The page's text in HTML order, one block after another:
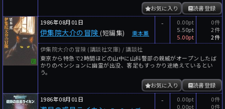
読書登録
お気に入り
1986年08月01日
伊集院大介の冒険 (短編集) 栗本薫
-
0.00pt
5.50pt
5.00pt
0件
2件
2件
伊集院大介の冒険 (講談社文庫) / 講談社
東京から特急で2時間ほどの山中に山科警部の親威がオープンしたば
かりのペンションに幽霊が出没、客足もすっかり途絶えているとい
う。
読書登録
お気に入り
1986年08月01日
-
0.00pt
0.00pt
0件
0件